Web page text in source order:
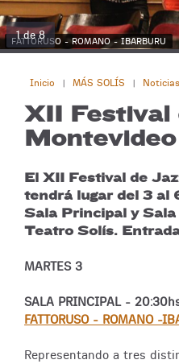
FATTORUSO - ROMANO - IBARBURU
1 de 8
Inicio MÁS SOLÍS Noticias
XII Festival
Montevideo
El XII Festival de
tendrá lugar del 3 al
Sala Principal y
Teatro Solís.
MARTES 3
SALA PRINCIPAL -
FATTORUSO - ROMANO -
Representando a tres